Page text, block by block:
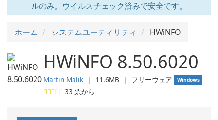
ルのみ。ウイルスチェック済みで安全です。
ホーム システムユーティリティ HWiNFO
HWiNFO 8.50.6020
Martin Malik ❘ 11.6MB ❘ フリーウェア Windows
33 票から